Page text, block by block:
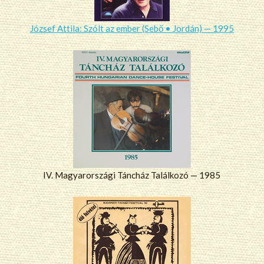
József Attila: Szólt az ember (Sebő • Jordán) — 1995
IV. Magyarországi Táncház Találkozó — 1985